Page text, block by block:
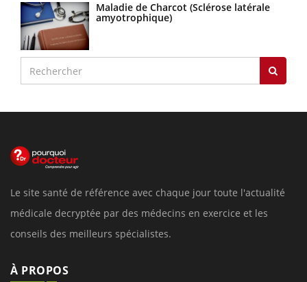
Maladie de Charcot (Sclérose latérale
amyotrophique)
Le site santé de référence avec chaque jour toute l'actualité
médicale decryptée par des médecins en exercice et les
conseils des meilleurs spécialistes.
À PROPOS